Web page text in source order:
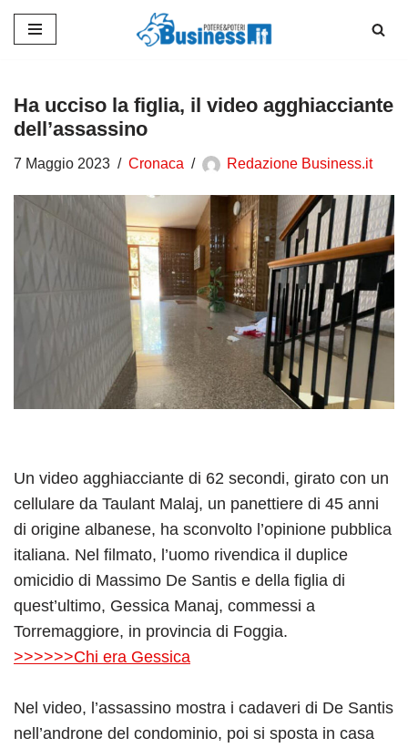
contenuto
Ha ucciso la figlia, il video agghiacciante
dell’assassino
7 Maggio 2023 Cronaca Redazione Business.it
Un video agghiacciante di 62 secondi, girato con un
cellulare da Taulant Malaj, un panettiere di 45 anni
di origine albanese, ha sconvolto l’opinione pubblica
italiana. Nel filmato, l’uomo rivendica il duplice
omicidio di Massimo De Santis e della figlia di
quest’ultimo, Gessica Manaj, commessi a
Torremaggiore, in provincia di Foggia.
>>>>>>Chi era Gessica
Nel video, l’assassino mostra i cadaveri di De Santis
nell’androne del condominio, poi si sposta in casa